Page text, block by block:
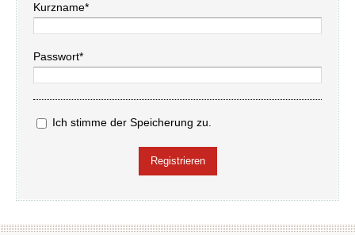
Kurzname*
Passwort*
Ich stimme der Speicherung zu.